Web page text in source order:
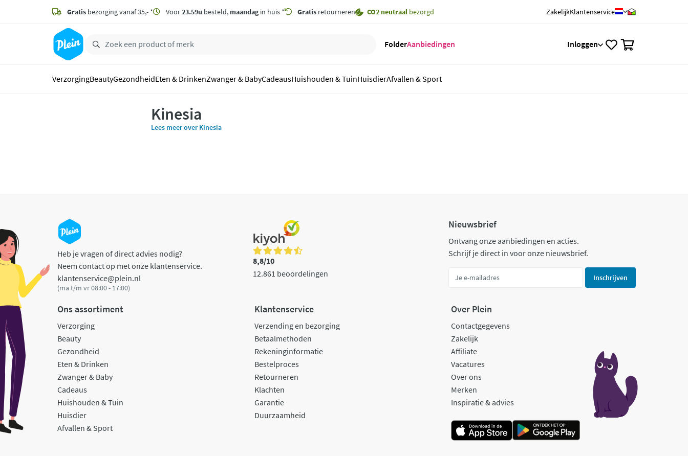
zoeken
hoofdinhoud
Gratis bezorging vanaf 35,- * Voor23.59u besteld, maandagin huis * Gratis retourneren CO2 neutraal bezorgd ZakelijkKlantenservice
FolderAanbiedingen Inloggen
VerzorgingBeautyGezondheidEten & DrinkenZwanger & BabyCadeausHuishouden & TuinHuisdierAfvallen & Sport
Kinesia
Lees meer over Kinesia
Heb je vragen of direct advies nodig?
Neem contact op met onze klantenservice.
klantenservice@plein.nl
(ma t/m vr 08:00 - 17:00)
8,8/10
12.861 beoordelingen
Nieuwsbrief
Ontvang onze aanbiedingen en acties.
Schrijf je direct in voor onze nieuwsbrief.
Inschrijven
Ons assortiment
Verzorging
Beauty
Gezondheid
Eten & Drinken
Zwanger & Baby
Cadeaus
Huishouden & Tuin
Huisdier
Afvallen & Sport
Klantenservice
Verzending en bezorging
Betaalmethoden
Rekeninginformatie
Bestelproces
Retourneren
Klachten
Garantie
Duurzaamheid
Over Plein
Contactgegevens
Zakelijk
Affiliate
Vacatures
Over ons
Merken
Inspiratie & advies